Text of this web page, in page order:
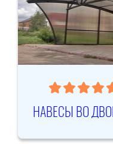
НАВЕСЫ ВО